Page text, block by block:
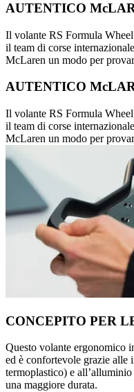
AUTENTICO
Il volante RS Formula
il team di corse
McLaren un modo per
AUTENTICO
Il volante RS Formula
il team di corse
McLaren un modo per
CONCEPITO PER
Questo volante ergonomico
ed è confortevole grazie alle
termoplastico) e
una maggiore durata.